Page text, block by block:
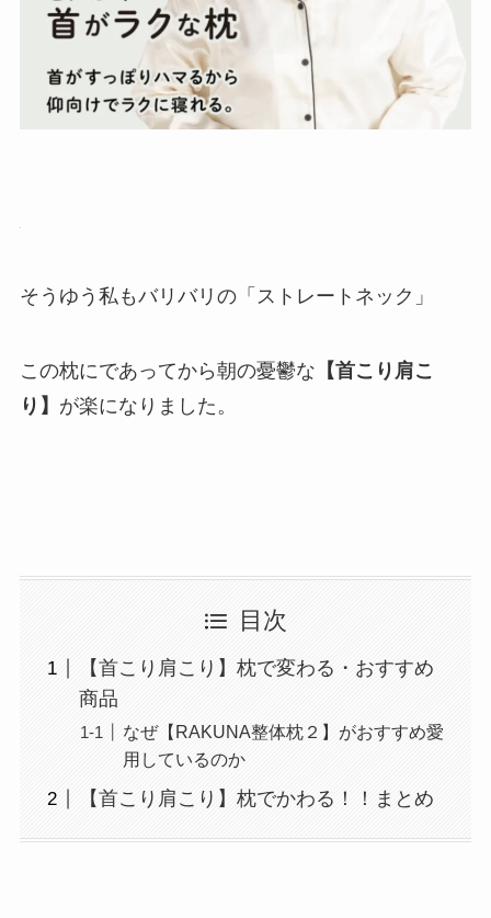
そうゆう私もバリバリの「ストレートネック」
この枕にであってから朝の憂鬱な 【首こり肩こ
り】 が楽になりました。
目次
【首こり肩こり】枕で変わる・おすすめ
商品
なぜ【RAKUNA整体枕２】がおすすめ愛
用しているのか
【首こり肩こり】枕でかわる！！まとめ